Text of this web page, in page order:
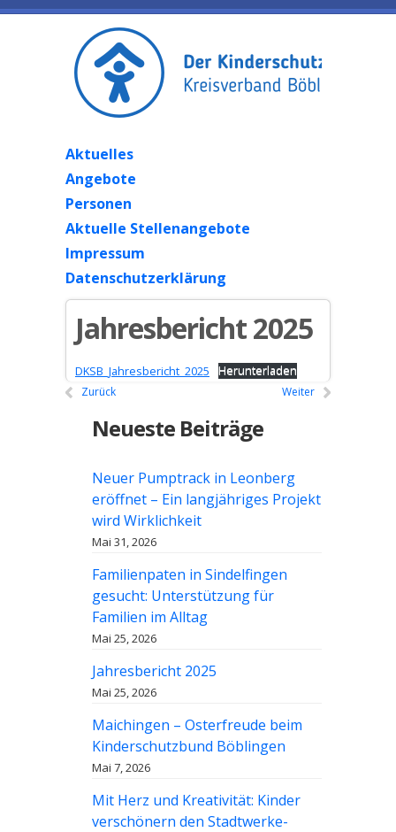
Aktuelles
Angebote
Personen
Aktuelle Stellenangebote
Impressum
Datenschutzerklärung
Jahresbericht 2025
DKSB_Jahresbericht_2025 Herunterladen
Zurück Weiter
Neueste Beiträge
Neuer Pumptrack in Leonberg
eröffnet – Ein langjähriges Projekt
wird Wirklichkeit
Mai 31, 2026
Familienpaten in Sindelfingen
gesucht: Unterstützung für
Familien im Alltag
Mai 25, 2026
Jahresbericht 2025
Mai 25, 2026
Maichingen – Osterfreude beim
Kinderschutzbund Böblingen
Mai 7, 2026
Mit Herz und Kreativität: Kinder
verschönern den Stadtwerke-